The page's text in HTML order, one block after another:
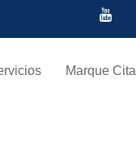
Marque Cita